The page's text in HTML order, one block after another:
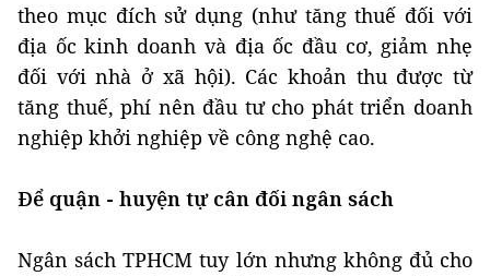
theo mục đích sử dụng (như tăng thuế đối với
địa ốc kinh doanh và địa ốc đầu cơ, giảm nhẹ
đối với nhà ở xã hội). Các khoản thu được từ
tăng thuế, phí nên đầu tư cho phát triển doanh
nghiệp khởi nghiệp về công nghệ cao.
Để quận - huyện tự cân đối ngân sách
Ngân sách TPHCM tuy lớn nhưng không đủ cho